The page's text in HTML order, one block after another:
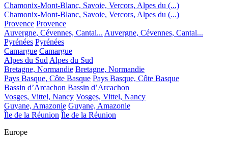
Chamonix-Mont-Blanc, Savoie, Vercors, Alpes du (...)
Chamonix-Mont-Blanc, Savoie, Vercors, Alpes du (...)
Provence Provence
Auvergne, Cévennes, Cantal... Auvergne, Cévennes, Cantal...
Pyrénées Pyrénées
Camargue Camargue
Alpes du Sud Alpes du Sud
Bretagne, Normandie Bretagne, Normandie
Pays Basque, Côte Basque Pays Basque, Côte Basque
Bassin d’Arcachon Bassin d’Arcachon
Vosges, Vittel, Nancy Vosges, Vittel, Nancy
Guyane, Amazonie Guyane, Amazonie
Île de la Réunion Île de la Réunion
Europe